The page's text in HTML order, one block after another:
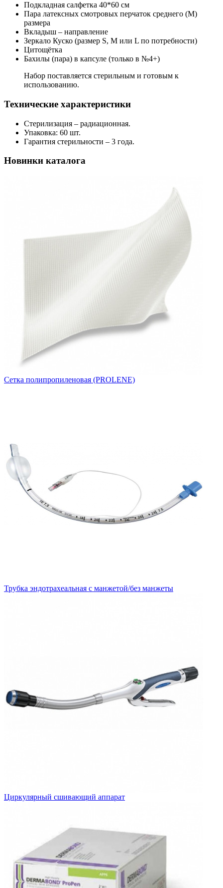
Подкладная салфетка 40*60 см
Пара латексных смотровых перчаток среднего (М)
размера
Вкладыш – направление
Зеркало Куско (размер S, M или L по потребности)
Цитощётка
Бахилы (пара) в капсуле (только в №4+)
Набор поставляется стерильным и готовым к
использованию.
Технические характеристики
Стерилизация – радиационная.
Упаковка: 60 шт.
Гарантия стерильности – 3 года.
Новинки каталога
Сетка полипропиленовая (PROLENE)
Трубка эндотрахеальная с манжетой/без манжеты
Циркулярный сшивающий аппарат